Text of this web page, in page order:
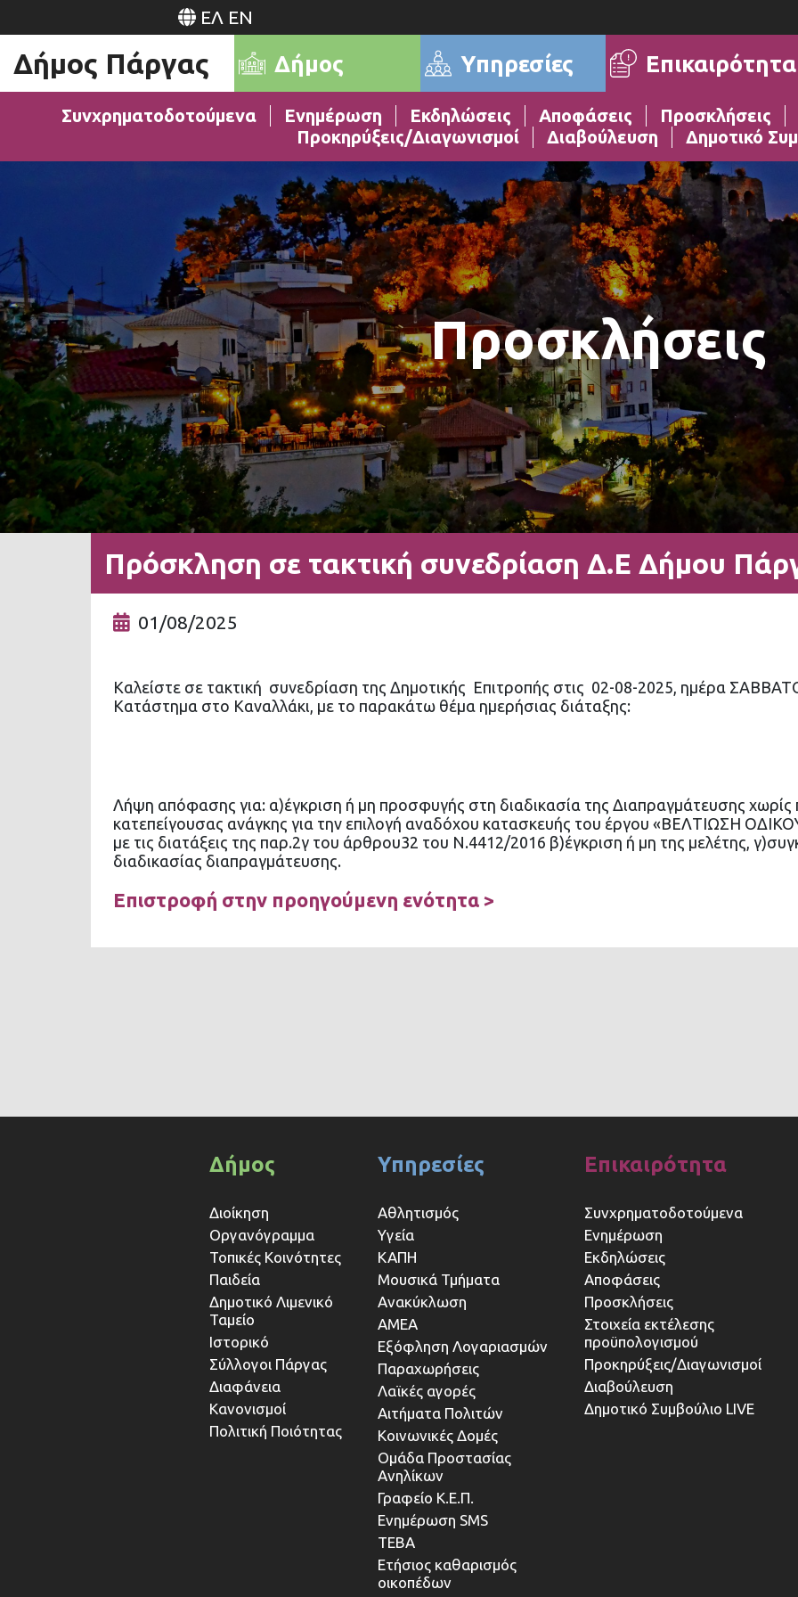
ΕΛ EN
Δήμος Πάργας Δήμος Υπηρεσίες Επικαιρότητα
Συνχρηματοδοτούμενα Ενημέρωση Εκδηλώσεις Αποφάσεις
Προσκλήσεις
Προκηρύξεις/Διαγωνισμοί
Διαβούλευση Δημοτικό
Προσκλήσεις
Πρόσκληση σε τακτική συνεδρίαση Δ.Ε Δήμου
01/08/2025
Καλείστε σε τακτική συνεδρίαση της Δημοτικής Επιτροπής στις 02-08-2025, ημέρα
Κατάστημα στο Καναλλάκι, με το παρακάτω θέμα ημερήσιας διάταξης:
Λήψη απόφασης για: α)έγκριση ή μη προσφυγής στη διαδικασία της Διαπραγμάτευσης
κατεπείγουσας ανάγκης για την επιλογή αναδόχου κατασκευής του έργου «ΒΕΛΤΙΩΣΗ
με τις διατάξεις της παρ.2γ του άρθρου32 του Ν.4412/2016 β)έγκριση ή μη της μελέτης,
διαδικασίας διαπραγμάτευσης.
Επιστροφή στην προηγούμενη ενότητα >
Δήμος
Διοίκηση
Οργανόγραμμα
Τοπικές Κοινότητες
Παιδεία
Δημοτικό Λιμενικό
Ταμείο
Ιστορικό
Σύλλογοι Πάργας
Διαφάνεια
Κανονισμοί
Πολιτική Ποιότητας
Υπηρεσίες
Αθλητισμός
Υγεία
ΚΑΠΗ
Μουσικά Τμήματα
Ανακύκλωση
ΑΜΕΑ
Εξόφληση Λογαριασμών
Παραχωρήσεις
Λαϊκές αγορές
Αιτήματα Πολιτών
Κοινωνικές Δομές
Ομάδα Προστασίας
Ανηλίκων
Γραφείο Κ.Ε.Π.
Ενημέρωση SMS
ΤΕΒΑ
Ετήσιος καθαρισμός
οικοπέδων
Επικαιρότητα
Συνχρηματοδοτούμενα
Ενημέρωση
Εκδηλώσεις
Αποφάσεις
Προσκλήσεις
Στοιχεία εκτέλεσης
προϋπολογισμού
Προκηρύξεις/Διαγωνισμοί
Διαβούλευση
Δημοτικό Συμβούλιο LIVE